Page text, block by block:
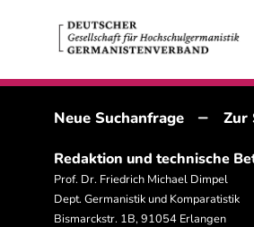
Neue Suchanfrage – Zur
Redaktion und technische
Prof. Dr. Friedrich Michael Dimpel
Dept. Germanistik und Komparatistik
Bismarckstr. 1B, 91054 Erlangen